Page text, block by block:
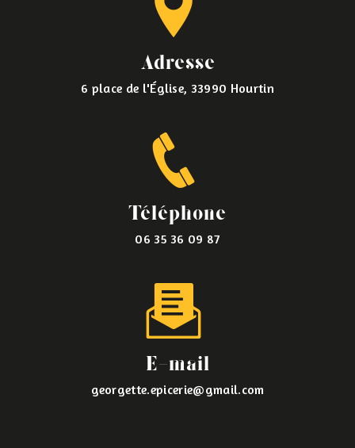
Adresse
6 place de l'Église, 33990 Hourtin
Téléphone
06 35 36 09 87
E-mail
georgette.epicerie@gmail.com